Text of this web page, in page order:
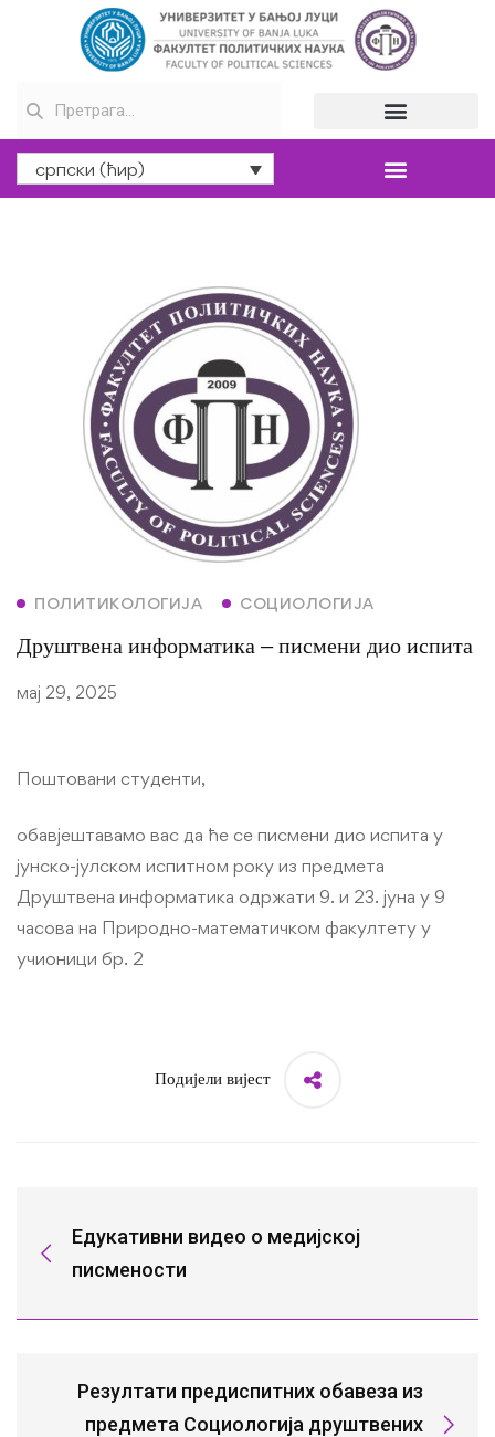
српски (ћир)
ПОЛИТИКОЛОГИЈА СОЦИОЛОГИЈА
Друштвена информатика – писмени дио испита
мај 29, 2025
Поштовани студенти,
обавјештавамо вас да ће се писмени дио испита у
јунско-јулском испитном року из предмета
Друштвена информатика одржати 9. и 23. јуна у 9
часова на Природно-математичком факултету у
учионици бр. 2
Подијели вијест
Едукативни видео о медијској
писмености
Резултати предиспитних обавеза из
предмета Социологија друштвених